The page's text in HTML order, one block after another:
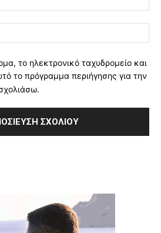
το ηλεκτρονικό ταχυδρομείο και
το πρόγραμμα περιήγησης για την